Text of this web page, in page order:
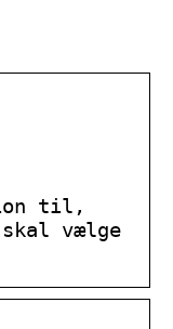
til,
vælge